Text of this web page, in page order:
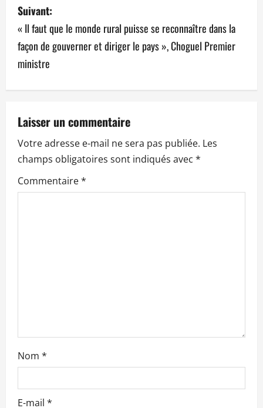
i
g
a
t
i
o
n
d
c
l
e
Suivant:
« Il faut que le monde rural puisse se reconnaître dans la
façon de gouverner et diriger le pays », Choguel Premier
ministre
Laisser un commentaire
Votre adresse e-mail ne sera pas publiée. Les
champs obligatoires sont indiqués avec *
Commentaire*
Nom *
E-mail *